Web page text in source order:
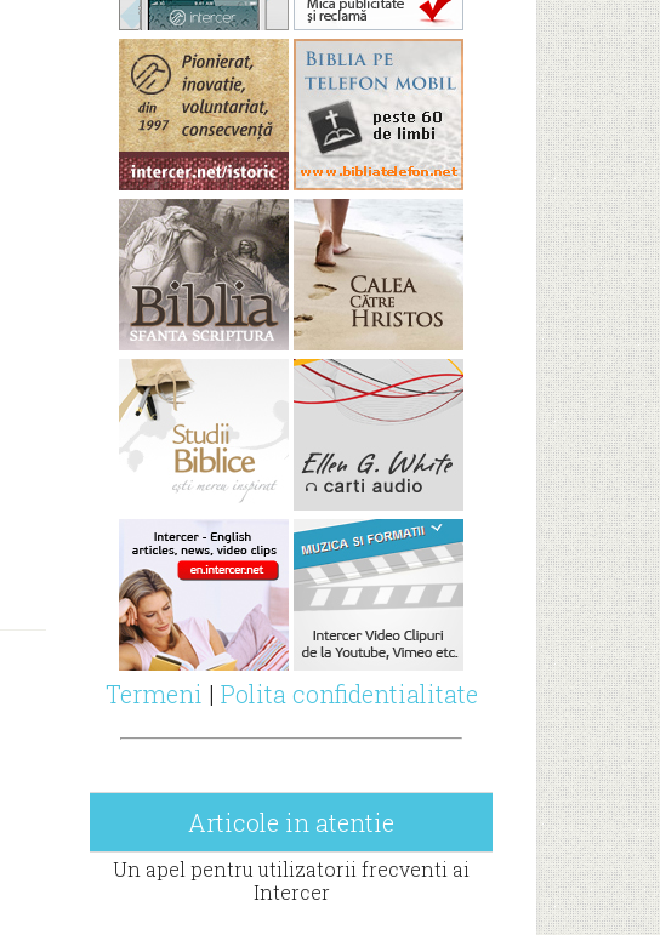
Termeni | Polita confidentialitate
Articole in atentie
Un apel pentru utilizatorii frecventi ai
Intercer